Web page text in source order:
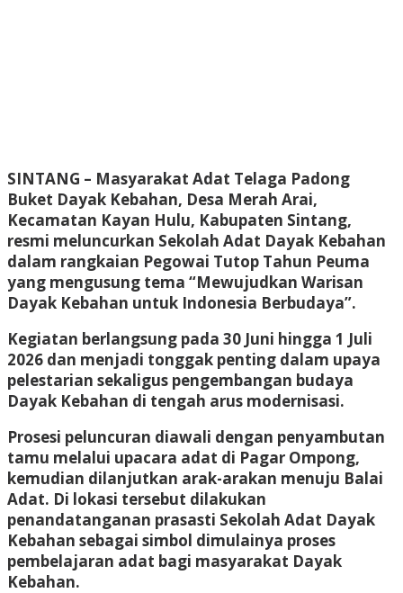
SINTANG – Masyarakat Adat Telaga Padong
Buket Dayak Kebahan, Desa Merah Arai,
Kecamatan Kayan Hulu, Kabupaten Sintang,
resmi meluncurkan Sekolah Adat Dayak Kebahan
dalam rangkaian Pegowai Tutop Tahun Peuma
yang mengusung tema “Mewujudkan Warisan
Dayak Kebahan untuk Indonesia Berbudaya”.
Kegiatan berlangsung pada 30 Juni hingga 1 Juli
2026 dan menjadi tonggak penting dalam upaya
pelestarian sekaligus pengembangan budaya
Dayak Kebahan di tengah arus modernisasi.
Prosesi peluncuran diawali dengan penyambutan
tamu melalui upacara adat di Pagar Ompong,
kemudian dilanjutkan arak-arakan menuju Balai
Adat. Di lokasi tersebut dilakukan
penandatanganan prasasti Sekolah Adat Dayak
Kebahan sebagai simbol dimulainya proses
pembelajaran adat bagi masyarakat Dayak
Kebahan.